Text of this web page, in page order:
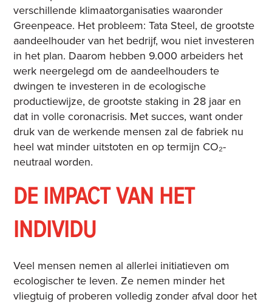
verschillende klimaatorganisaties waaronder
Greenpeace. Het probleem: Tata Steel, de grootste
aandeelhouder van het bedrijf, wou niet investeren
in het plan. Daarom hebben 9.000 arbeiders het
werk neergelegd om de aandeelhouders te
dwingen te investeren in de ecologische
productiewijze, de grootste staking in 28 jaar en
dat in volle coronacrisis. Met succes, want onder
druk van de werkende mensen zal de fabriek nu
heel wat minder uitstoten en op termijn CO₂-
neutraal worden.
DE IMPACT VAN HET
INDIVIDU
Veel mensen nemen al allerlei initiatieven om
ecologischer te leven. Ze nemen minder het
vliegtuig of proberen volledig zonder afval door het